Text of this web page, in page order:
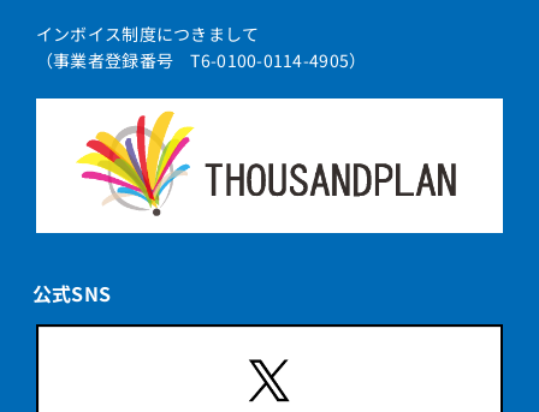
インボイス制度につきまして
（事業者登録番号 T6-0100-0114-4905）
公式SNS